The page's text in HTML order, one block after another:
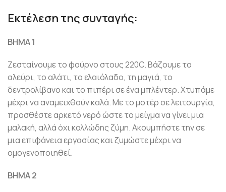
Εκτέλεση της συνταγής:
ΒΗΜΑ 1
Ζεσταίνουμε το φούρνο στους 220C. Βάζουμε το
αλεύρι, το αλάτι, το ελαιόλαδο, τη μαγιά, το
δεντρολίβανο και το πιπέρι σε ένα μπλέντερ. Χτυπάμε
μέχρι να αναμειχθούν καλά. Με το μοτέρ σε λειτουργία,
προσθέστε αρκετό νερό ώστε το μείγμα να γίνει μια
μαλακή, αλλά όχι κολλώδης ζύμη. Ακουμπήστε την σε
μια επιφάνεια εργασίας και ζυμώστε μέχρι να
ομογενοποιηθεί.
ΒΗΜΑ 2